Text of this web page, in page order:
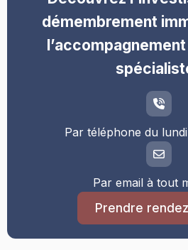
démembrement
l’accompagnement
Par téléphone du
Par email à tout
Prendre